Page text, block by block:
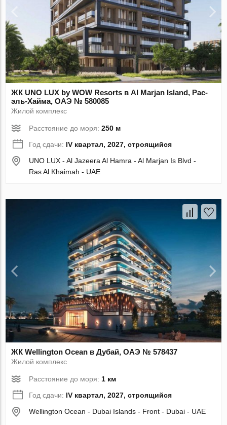
ЖК UNO LUX by WOW Resorts в Al Marjan Island, Рас-
эль-Хайма, ОАЭ № 580085
Жилой комплекс
Расстояние до моря:250 м
Год сдачи: IV квартал, 2027, строящийся
UNO LUX - Al Jazeera Al Hamra - Al Marjan Is Blvd -
Ras Al Khaimah - UAE
ЖК Wellington Ocean в Дубай, ОАЭ № 578437
Жилой комплекс
Расстояние до моря:1 км
Год сдачи: IV квартал, 2027, строящийся
Wellington Ocean - Dubai Islands - Front - Dubai - UAE